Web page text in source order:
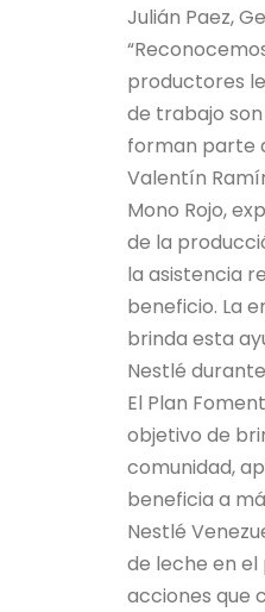
Julián Paez,
productores
de trabajo
forman parte
Valentín
Mono Rojo,
de la
la asistencia
beneficio. La
brinda esta
Nestlé
El Plan
objetivo de
comunidad,
beneficia a
Nestlé
de leche en
acciones que